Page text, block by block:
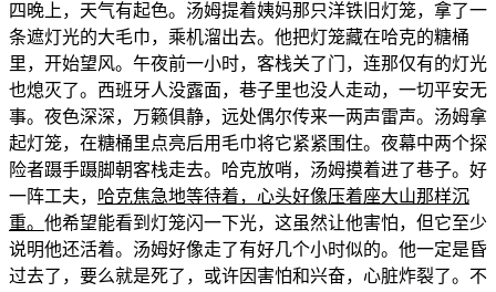
四晚上，天气有起色。汤姆提着姨妈那只洋铁旧灯笼，拿了一
条遮灯光的大毛巾，乘机溜出去。他把灯笼藏在哈克的糖桶
里，开始望风。午夜前一小时，客栈关了门，连那仅有的灯光
也熄灭了。西班牙人没露面，巷子里也没人走动，一切平安无
事。夜色深深，万籁俱静，远处偶尔传来一两声雷声。汤姆拿
起灯笼，在糖桶里点亮后用毛巾将它紧紧围住。夜幕中两个探
险者蹑手蹑脚朝客栈走去。哈克放哨，汤姆摸着进了巷子。好
一阵工夫， 哈克焦急地等待着，心头好像压着座大山那样沉
重。 他希望能看到灯笼闪一下光，这虽然让他害怕，但它至少
说明他还活着。汤姆好像走了有好几个小时似的。他一定是昏
过去了，要么就是死了，或许因害怕和兴奋，心脏炸裂了。不